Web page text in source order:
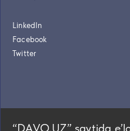
LinkedIn
Facebook
Twitter
“DAVO.UZ” saytida